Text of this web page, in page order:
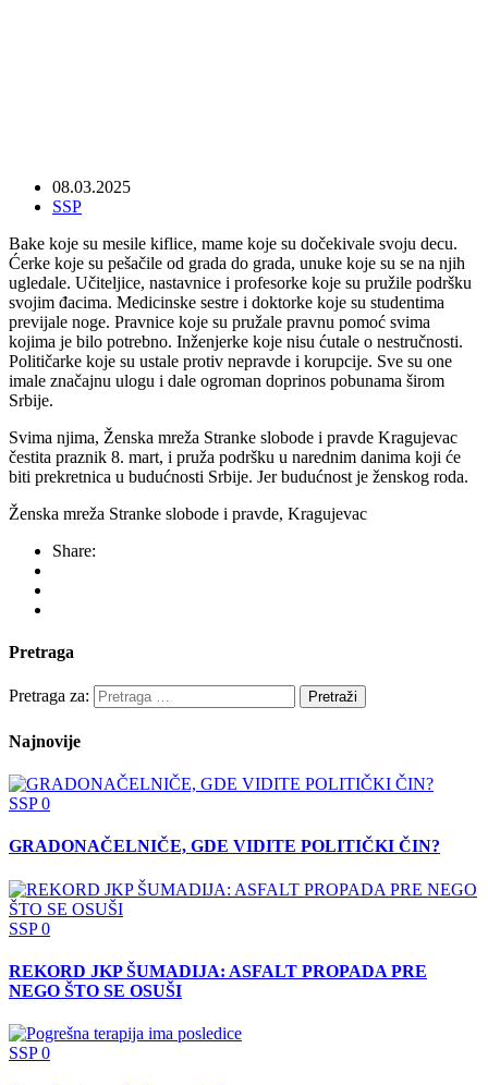
08.03.2025
SSP
Bake koje su mesile kiflice, mame koje su dočekivale svoju decu.
Ćerke koje su pešačile od grada do grada, unuke koje su se na njih
ugledale. Učiteljice, nastavnice i profesorke koje su pružile podršku
svojim đacima. Medicinske sestre i doktorke koje su studentima
previjale noge. Pravnice koje su pružale pravnu pomoć svima
kojima je bilo potrebno. Inženjerke koje nisu ćutale o nestručnosti.
Političarke koje su ustale protiv nepravde i korupcije. Sve su one
imale značajnu ulogu i dale ogroman doprinos pobunama širom
Srbije.
Svima njima, Ženska mreža Stranke slobode i pravde Kragujevac
čestita praznik 8. mart, i pruža podršku u narednim danima koji će
biti prekretnica u budućnosti Srbije. Jer budućnost je ženskog roda.
Ženska mreža Stranke slobode i pravde, Kragujevac
Share:
Pretraga
Pretraga za:
Najnovije
SSP0
GRADONAČELNIČE, GDE VIDITE POLITIČKI ČIN?
SSP0
REKORD JKP ŠUMADIJA: ASFALT PROPADA PRE
NEGO ŠTO SE OSUŠI
SSP0